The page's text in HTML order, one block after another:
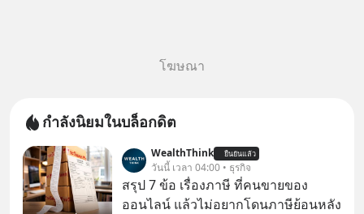
โฆษณา
กำลังนิยมในบล็อกดิต
WealthThink ยืนยันแล้ว
วันนี้ เวลา 04:00 • ธุรกิจ
สรุป 7 ข้อ เรื่องภาษี ที่คนขายของ
ออนไลน์ แล้วไม่อยากโดนภาษีย้อนหลัง